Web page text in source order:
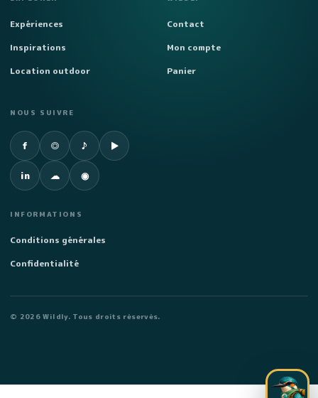
Expériences
Inspirations
Location outdoor
Contact
Mon compte
Panier
NOUS SUIVRE
f
Facebook
◎
Instagram♪
TikTok ▶
YouTube
in
LinkedIn ☁
SoundCloud
◉
Spotify
INFORMATIONS
Conditions générales
Confidentialité
© 2026 Wildly. Tous droits réservés.